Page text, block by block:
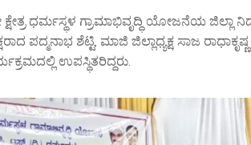
ಧರ್ಮಸ್ಥಳ ಗ್ರಾಮಾಭಿವೃದ್ಧಿ ಯೋಜನೆಯ ಜಿಲ್ಲಾ
ಶೆಟ್ಟಿ, ಮಾಜಿ ಜಿಲ್ಲಾಧ್ಯಕ್ಷ ಸಾಜ ರಾಧಾಕೃಷ್ಣ
ಉಪಸ್ಥಿತರಿದ್ದರು.